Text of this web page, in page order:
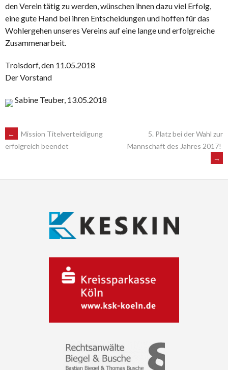
den Verein tätig zu werden, wünschen ihnen dazu viel Erfolg,
eine gute Hand bei ihren Entscheidungen und hoffen für das
Wohlergehen unseres Vereins auf eine lange und erfolgreiche
Zusammenarbeit.
Troisdorf, den 11.05.2018
Der Vorstand
Sabine Teuber, 13.05.2018
POST
←
Mission Titelverteidigung
erfolgreich beendet
5. Platz bei der Wahl zur
Mannschaft des Jahres 2017!
→